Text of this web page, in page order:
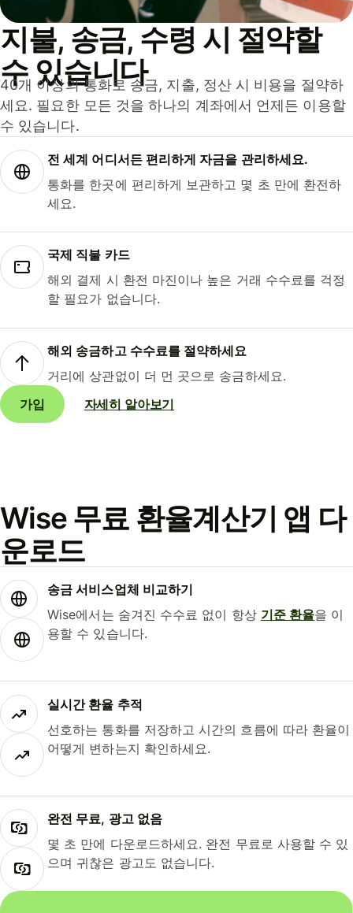
지불, 송금, 수령 시 절약할
수 있습니다
40개 이상의 통화로 송금, 지출, 정산 시 비용을 절약하
세요. 필요한 모든 것을 하나의 계좌에서 언제든 이용할
수 있습니다.
전 세계 어디서든 편리하게 자금을 관리하세요.
통화를 한곳에 편리하게 보관하고 몇 초 만에 환전하
세요.
국제 직불 카드
해외 결제 시 환전 마진이나 높은 거래 수수료를 걱정
할 필요가 없습니다.
해외 송금하고 수수료를 절약하세요
거리에 상관없이 더 먼 곳으로 송금하세요.
가입
자세히 알아보기
Wise 무료 환율계산기 앱 다
운로드
송금 서비스업체 비교하기
Wise에서는 숨겨진 수수료 없이 항상 기준 환율을 이
용할 수 있습니다.
실시간 환율 추적
선호하는 통화를 저장하고 시간의 흐름에 따라 환율이
어떻게 변하는지 확인하세요.
완전 무료, 광고 없음
몇 초 만에 다운로드하세요. 완전 무료로 사용할 수 있
으며 귀찮은 광고도 없습니다.